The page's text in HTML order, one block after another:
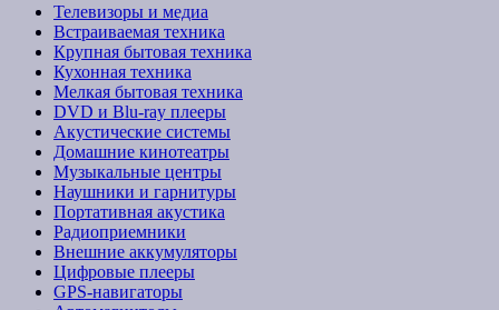
Телевизоры и медиа
Встраиваемая техника
Крупная бытовая техника
Кухонная техника
Мелкая бытовая техника
DVD и Blu-ray плееры
Акустические системы
Домашние кинотеатры
Музыкальные центры
Наушники и гарнитуры
Портативная акустика
Радиоприемники
Внешние аккумуляторы
Цифровые плееры
GPS-навигаторы